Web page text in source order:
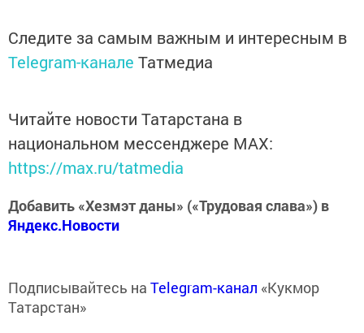
фото: ИА «Татар-информ»
Следите за самым важным и интересным в
Telegram-каналеТатмедиа
национальном мессенджере MАХ:
Добавить «Хезмэт даны» («Трудовая слава») в
Яндекс.Новости